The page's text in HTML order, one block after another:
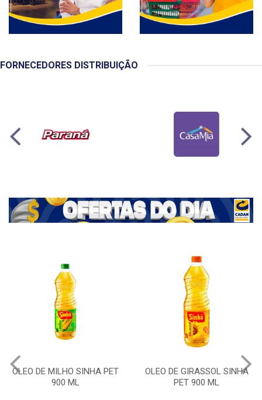
FORNECEDORES DISTRIBUIÇÃO
OLEO DE MILHO SINHA PET
900 ML
OLEO DE GIRASSOL SINHA
PET 900 ML